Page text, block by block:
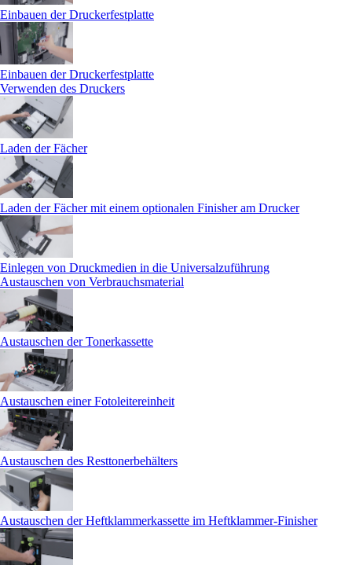
Einbauen der Druckerfestplatte
Einbauen der Druckerfestplatte
Verwenden des Druckers
Laden der Fächer
Laden der Fächer mit einem optionalen Finisher am Drucker
Einlegen von Druckmedien in die Universalzuführung
Austauschen von Verbrauchsmaterial
Austauschen der Tonerkassette
Austauschen einer Fotoleitereinheit
Austauschen des Resttonerbehälters
Austauschen der Heftklammerkassette im Heftklammer-Finisher